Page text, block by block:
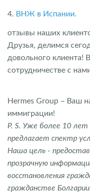
4. ВНЖ в Испании.
отзывы наших
Друзья, делимся
довольного клиента!
сотрудничестве с
Hermes Group – Ваш
иммиграции!
P. S. Уже более 10 лет
предлагает спектр
Наша цель -
прозрачную
восстановления
гражданстве